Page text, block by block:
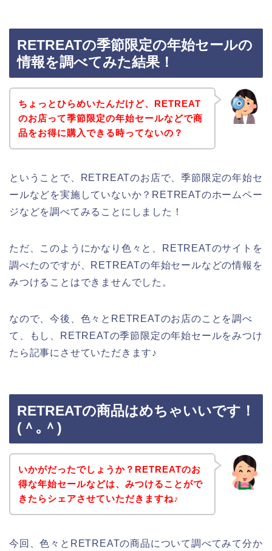
RETREATの季節限定の年始セールの
情報を調べてみた結果！
ちょっとひらめいたんだけど、RETREAT
のお店って季節限定の年始セールなどで商
品をお得に購入できる時ってないの？
ということで、RETREATのお店で、季節限定の年始セ
ールなどを実施していないか？RETREATのホームペー
ジなどを調べてみることにしました！
ただ、このようにかなり色々と、RETREATのサイトを
調べたのですが、RETREATの年始セールなどの情報を
みつけることはできませんでした。
なので、今後、色々とRETREATのお店のことを調べ
て、もし、RETREATの季節限定の年始セールをみつけ
たら記事にさせていただきます♪
RETREATの商品はめちゃいいです！
(＾｡＾)
いかがだったでしょうか？RETREATのお
得な年始セールなどは、みつけることがで
きたらシェアさせていただきますね♪
今回、色々とRETREATの商品について調べてみて分か